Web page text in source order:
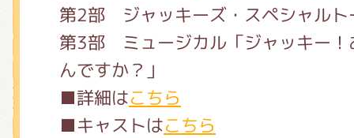
第2部 ジャッキーズ・スペシャルト
第3部 ミュージカル「ジャッキー！
んですか？」
■詳細はこちら
■キャストはこちら